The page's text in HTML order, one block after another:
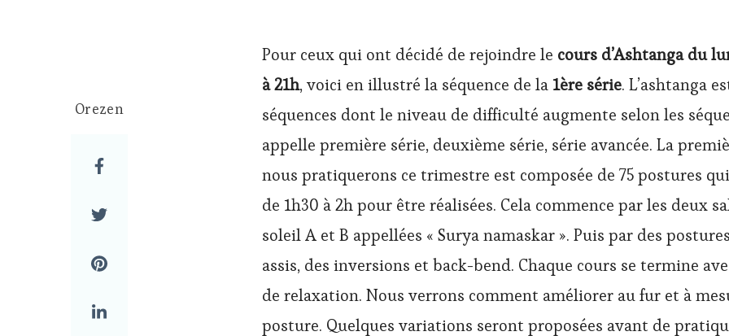
Orezen
Pour ceux qui ont décidé de rejoindre le cours d’Ashtanga du
à 21h, voici en illustré la séquence de la 1ère série. L’ashtanga
séquences dont le niveau de difficulté augmente selon les
appelle première série, deuxième série, série avancée. La
nous pratiquerons ce trimestre est composée de 75 postures
de 1h30 à 2h pour être réalisées. Cela commence par les deux
soleil A et B appellées « Surya namaskar ». Puis par des
assis, des inversions et back-bend. Chaque cours se termine
de relaxation. Nous verrons comment améliorer au fur et à
posture. Quelques variations seront proposées avant de